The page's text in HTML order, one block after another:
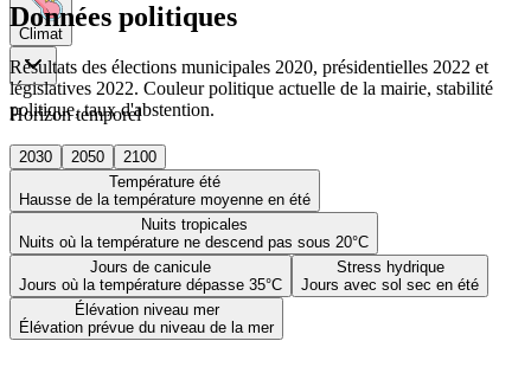
Climat
Horizon temporel
2030 2050
2100
Température été
Hausse de la température moyenne en été
Nuits tropicales
Nuits où la température ne descend pas sous 20°C
Jours de canicule
Jours où la température dépasse 35°C
Stress hydrique
Jours avec sol sec en été
Élévation niveau mer
Élévation prévue du niveau de la mer
Données politiques
Résultats des élections municipales 2020, présidentielles 2022 et
législatives 2022. Couleur politique actuelle de la mairie, stabilité
politique, taux d'abstention.